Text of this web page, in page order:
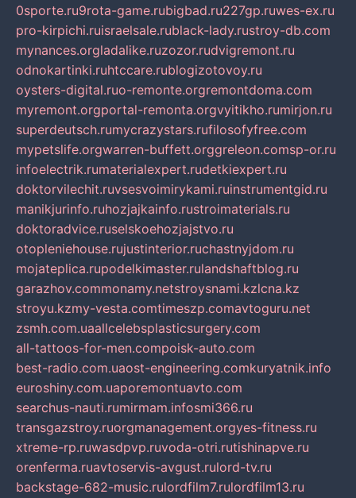
0sporte.ru9rota-game.rubigbad.ru227gp.ruwes-ex.ru
pro-kirpichi.ruisraelsale.rublack-lady.rustroy-db.com
mynances.orgladalike.ruzozor.rudvigremont.ru
odnokartinki.ruhtccare.rublogizotovoy.ru
oysters-digital.ruo-remonte.orgremontdoma.com
myremont.orgportal-remonta.orgvyitikho.rumirjon.ru
superdeutsch.rumycrazystars.rufilosofyfree.com
mypetslife.orgwarren-buffett.orggreleon.comsp-or.ru
infoelectrik.rumaterialexpert.rudetkiexpert.ru
doktorvilechit.ruvsesvoimirykami.ruinstrumentgid.ru
manikjurinfo.ruhozjajkainfo.rustroimaterials.ru
doktoradvice.ruselskoehozjajstvo.ru
otopleniehouse.rujustinterior.ruchastnyjdom.ru
mojateplica.rupodelkimaster.rulandshaftblog.ru
garazhov.commonamy.netstroysnami.kzlcna.kz
stroyu.kzmy-vesta.comtimeszp.comavtoguru.net
zsmh.com.uaallcelebsplasticsurgery.com
all-tattoos-for-men.compoisk-auto.com
best-radio.com.uaost-engineering.comkuryatnik.info
euroshiny.com.uaporemontuavto.com
searchus-nauti.rumirmam.infosmi366.ru
transgazstroy.ruorgmanagement.orgyes-fitness.ru
xtreme-rp.ruwasdpvp.ruvoda-otri.rutishinapve.ru
orenferma.ruavtoservis-avgust.rulord-tv.ru
backstage-682-music.rulordfilm7.rulordfilm13.ru